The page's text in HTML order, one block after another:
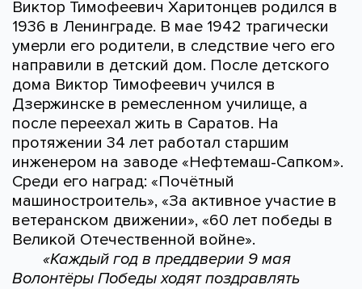
Виктор Тимофеевич Харитонцев родился в
1936 в Ленинграде. В мае 1942 трагически
умерли его родители, в следствие чего его
направили в детский дом. После детского
дома Виктор Тимофеевич учился в
Дзержинске в ремесленном училище, а
после переехал жить в Саратов. На
протяжении 34 лет работал старшим
инженером на заводе «Нефтемаш-Сапком».
Среди его наград: «Почётный
машиностроитель», «За активное участие в
ветеранском движении», «60 лет победы в
Великой Отечественной войне».
«Каждый год в преддверии 9 мая
Волонтёры Победы ходят поздравлять